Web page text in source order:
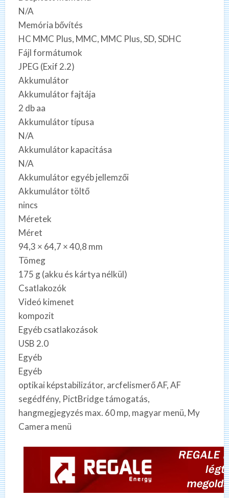
N/A
Memória bővítés
HC MMC Plus, MMC, MMC Plus, SD, SDHC
Fájl formátumok
JPEG (Exif 2.2)
Akkumulátor
Akkumulátor fajtája
2 db aa
Akkumulátor típusa
N/A
Akkumulátor kapacitása
N/A
Akkumulátor egyéb jellemzői
Akkumulátor töltő
nincs
Méretek
Méret
94,3 × 64,7 × 40,8 mm
Tömeg
175 g (akku és kártya nélkül)
Csatlakozók
Videó kimenet
kompozit
Egyéb csatlakozások
USB 2.0
Egyéb
Egyéb
optikai képstabilizátor, arcfelismerő AF, AF
segédfény, PictBridge támogatás,
hangmegjegyzés max. 60 mp, magyar menü, My
Camera menü